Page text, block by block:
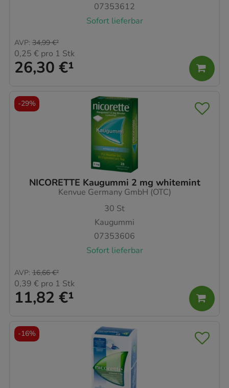
07353612
Sofort lieferbar
26,30 €¹
AVP: 34,99 €²
0,25 € pro 1 Stk
NICORETTE Kaugummi 2 mg whitemint
Kenvue Germany GmbH (OTC)
30 St
Kaugummi
07353606
Sofort lieferbar
11,82 €¹
AVP: 16,66 €²
0,39 € pro 1 Stk
-29%
-16%